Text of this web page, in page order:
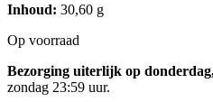
Inhoud: 30,60 g
Op voorraad
Bezorging uiterlijk op
zondag 23:59 uur.